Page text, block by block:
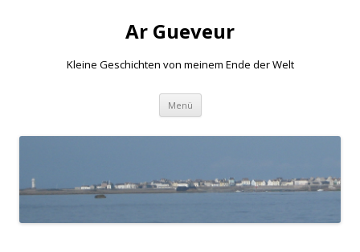
Ar Gueveur
Kleine Geschichten von meinem Ende der Welt
Menü Springe
Inhalt